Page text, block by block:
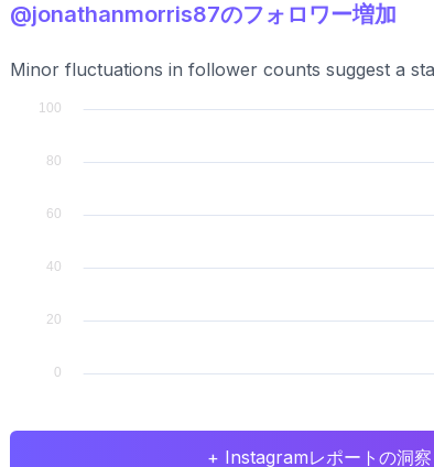
@jonathanmorris87のフォロワー増加
Minor fluctuations in follower counts suggest a
+ Instagramレポートの洞